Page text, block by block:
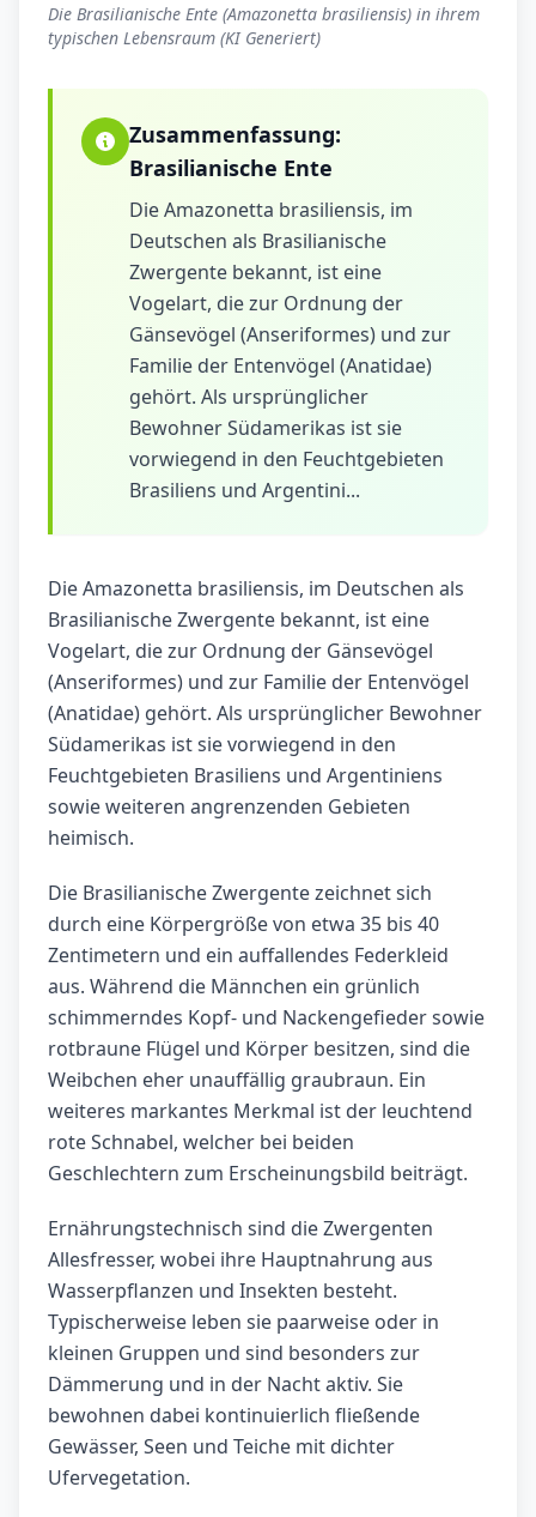
Die Brasilianische Ente (Amazonetta brasiliensis) in ihrem
typischen Lebensraum (KI Generiert)
Zusammenfassung:
Brasilianische Ente
Die Amazonetta brasiliensis, im
Deutschen als Brasilianische
Zwergente bekannt, ist eine
Vogelart, die zur Ordnung der
Gänsevögel (Anseriformes) und zur
Familie der Entenvögel (Anatidae)
gehört. Als ursprünglicher
Bewohner Südamerikas ist sie
vorwiegend in den Feuchtgebieten
Brasiliens und Argentini...
Die Amazonetta brasiliensis, im Deutschen als
Brasilianische Zwergente bekannt, ist eine
Vogelart, die zur Ordnung der Gänsevögel
(Anseriformes) und zur Familie der Entenvögel
(Anatidae) gehört. Als ursprünglicher Bewohner
Südamerikas ist sie vorwiegend in den
Feuchtgebieten Brasiliens und Argentiniens
sowie weiteren angrenzenden Gebieten
heimisch.
Die Brasilianische Zwergente zeichnet sich
durch eine Körpergröße von etwa 35 bis 40
Zentimetern und ein auffallendes Federkleid
aus. Während die Männchen ein grünlich
schimmerndes Kopf- und Nackengefieder sowie
rotbraune Flügel und Körper besitzen, sind die
Weibchen eher unauffällig graubraun. Ein
weiteres markantes Merkmal ist der leuchtend
rote Schnabel, welcher bei beiden
Geschlechtern zum Erscheinungsbild beiträgt.
Ernährungstechnisch sind die Zwergenten
Allesfresser, wobei ihre Hauptnahrung aus
Wasserpflanzen und Insekten besteht.
Typischerweise leben sie paarweise oder in
kleinen Gruppen und sind besonders zur
Dämmerung und in der Nacht aktiv. Sie
bewohnen dabei kontinuierlich fließende
Gewässer, Seen und Teiche mit dichter
Ufervegetation.